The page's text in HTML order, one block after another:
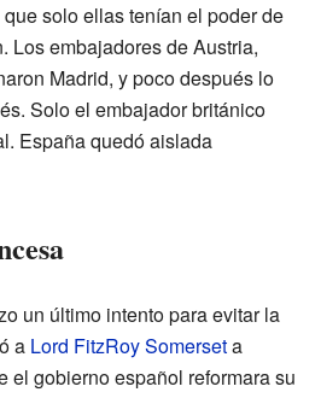
solo ellas tenían el poder de
Los embajadores de Austria,
Madrid, y poco después lo
Solo el embajador británico
España quedó aislada
un último intento para evitar la
a Lord FitzRoy Somerseta
el gobierno español reformara su